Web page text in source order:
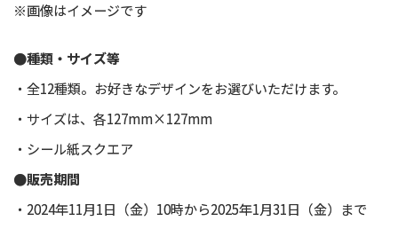
※画像はイメージです
●種類・サイズ等
・全12種類。お好きなデザインをお選びいただけます。
・サイズは、各127mm×127mm
・シール紙スクエア
●販売期間
・2024年11月1日（金）10時から2025年1月31日（金）まで